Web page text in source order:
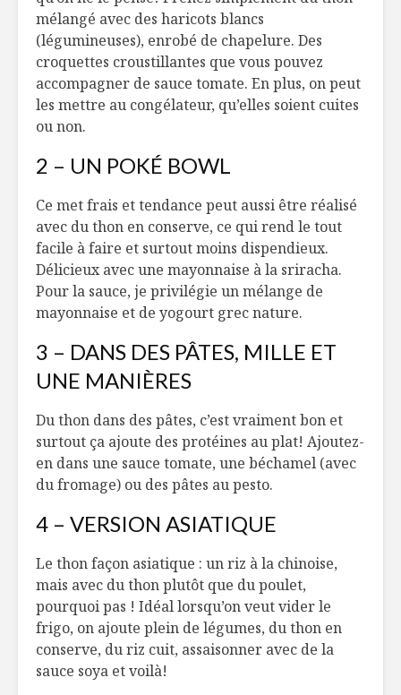
mélangé avec des haricots blancs
(légumineuses), enrobé de chapelure. Des
croquettes croustillantes que vous pouvez
accompagner de sauce tomate. En plus, on peut
les mettre au congélateur, qu’elles soient cuites
ou non.
2 – UN POKÉ BOWL
Ce met frais et tendance peut aussi être réalisé
avec du thon en conserve, ce qui rend le tout
facile à faire et surtout moins dispendieux.
Délicieux avec une mayonnaise à la sriracha.
Pour la sauce, je privilégie un mélange de
mayonnaise et de yogourt grec nature.
3 – DANS DES PÂTES, MILLE ET
UNE MANIÈRES
Du thon dans des pâtes, c’est vraiment bon et
surtout ça ajoute des protéines au plat! Ajoutez-
en dans une sauce tomate, une béchamel (avec
du fromage) ou des pâtes au pesto.
4 – VERSION ASIATIQUE
Le thon façon asiatique : un riz à la chinoise,
mais avec du thon plutôt que du poulet,
pourquoi pas ! Idéal lorsqu’on veut vider le
frigo, on ajoute plein de légumes, du thon en
conserve, du riz cuit, assaisonner avec de la
sauce soya et voilà!
Infos 101 sur les
cocos!
Purée de chou-
crevettes miel-
crevettes et
Velouté
Le goût de l’autre
Godbout et Véronique
du restaurant L’Épicier